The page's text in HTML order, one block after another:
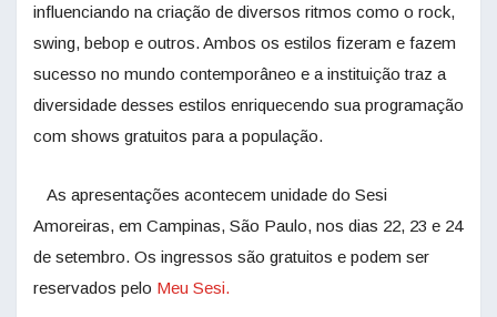
influenciando na criação de diversos ritmos como o rock,
swing, bebop e outros. Ambos os estilos fizeram e fazem
sucesso no mundo contemporâneo e a instituição traz a
diversidade desses estilos enriquecendo sua programação
com shows gratuitos para a população.
As apresentações acontecem unidade do Sesi
Amoreiras, em Campinas, São Paulo, nos dias 22, 23 e 24
de setembro. Os ingressos são gratuitos e podem ser
reservados pelo Meu Sesi.